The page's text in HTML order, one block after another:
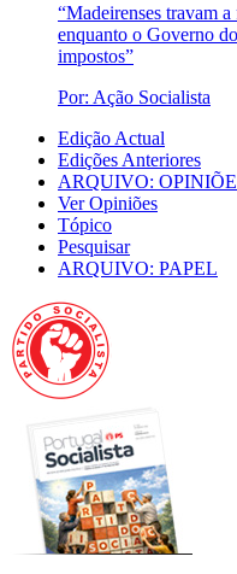
“Madeirenses travam
enquanto o Governo
impostos”
Por: Ação Socialista
Edição Actual
Edições Anteriores
ARQUIVO:
Ver Opiniões
Tópico
Pesquisar
ARQUIVO: PAPEL